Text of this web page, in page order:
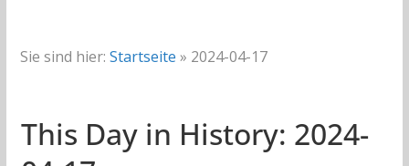
Sie sind hier: Startseite » 2024-04-17
This Day in History: 2024-